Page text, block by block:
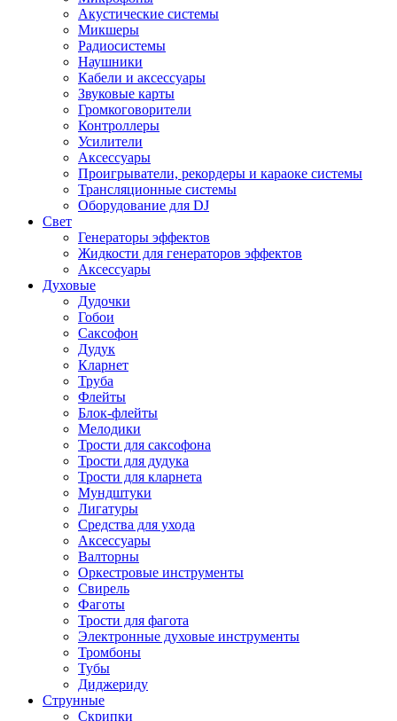
Акустические системы
Микшеры
Радиосистемы
Наушники
Кабели и аксессуары
Звуковые карты
Громкоговорители
Контроллеры
Усилители
Аксессуары
Проигрыватели, рекордеры и караоке системы
Трансляционные системы
Оборудование для DJ
Свет
Генераторы эффектов
Жидкости для генераторов эффектов
Аксессуары
Духовые
Дудочки
Гобои
Саксофон
Дудук
Кларнет
Труба
Флейты
Блок-флейты
Мелодики
Трости для саксофона
Трости для дудука
Трости для кларнета
Мундштуки
Лигатуры
Средства для ухода
Аксессуары
Валторны
Оркестровые инструменты
Свирель
Фаготы
Трости для фагота
Электронные духовые инструменты
Тромбоны
Тубы
Диджериду
Струнные
Скрипки